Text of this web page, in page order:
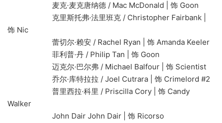
麦克·麦克唐纳德 / Mac McDonald | 饰 Goon
克里斯托弗·法里班克 / Christopher Fairbank |
饰 Nic
蕾切尔·赖安 / Rachel Ryan | 饰 Amanda Keeler
菲利普·丹 / Philip Tan | 饰 Goon
迈克尔·巴尔弗 / Michael Balfour | 饰 Scientist
乔尔·库特拉拉 / Joel Cutrara | 饰 Crimelord #2
普里西拉·科里 / Priscilla Cory | 饰 Candy
Walker
John Dair John Dair | 饰 Ricorso